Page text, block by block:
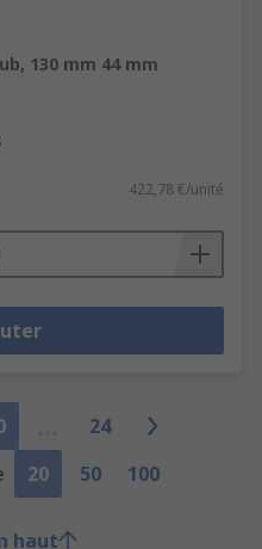
130 mm 44 mm
422,78 €/unité
24
20 50 100
haut